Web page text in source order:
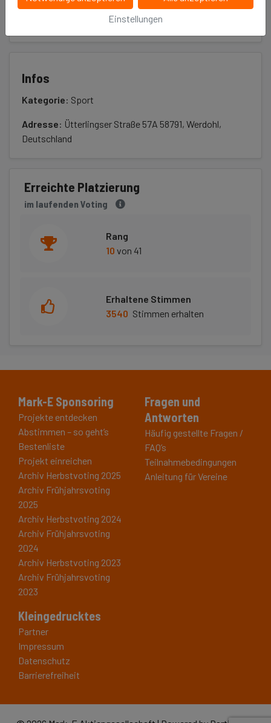
Einstellungen
Erreichte Platzierung
im laufenden Voting
Rang
10von 41
Erhaltene Stimmen
3540 Stimmen erhalten
Infos
Kategorie: Sport
Adresse: Ütterlingser Straße 57A 58791, Werdohl,
Deutschland
Mark-E Sponsoring
Projekte entdecken
Abstimmen – so geht’s
Bestenliste
Projekt einreichen
Archiv Herbstvoting 2025
Archiv Frühjahrsvoting
2025
Archiv Herbstvoting 2024
Archiv Frühjahrsvoting
2024
Archiv Herbstvoting 2023
Archiv Frühjahrsvoting
2023
Fragen und
Antworten
Häufig gestellte Fragen /
FAQ’s
Teilnahmebedingungen
Anleitung für Vereine
Kleingedrucktes
Partner
Impressum
Datenschutz
Barrierefreiheit